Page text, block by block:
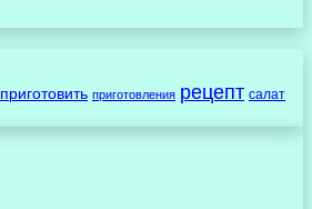
приготовить приготовления рецепт салат